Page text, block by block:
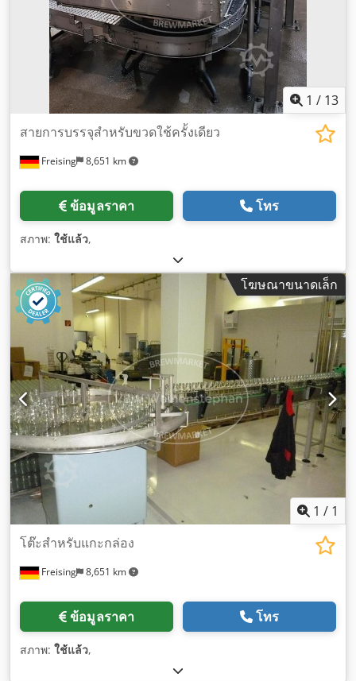
1 / 13
Freising 8,651 km
สายการบรรจุสำหรับขวดใช้ครั้งเดียว
ข้อมูลราคา โทร
สภาพ: ใช้แล้ว,
โฆษณาขนาดเล็ก
1 / 1
Freising 8,651 km
โต๊ะสำหรับแกะกล่อง
ข้อมูลราคา โทร
สภาพ: ใช้แล้ว,